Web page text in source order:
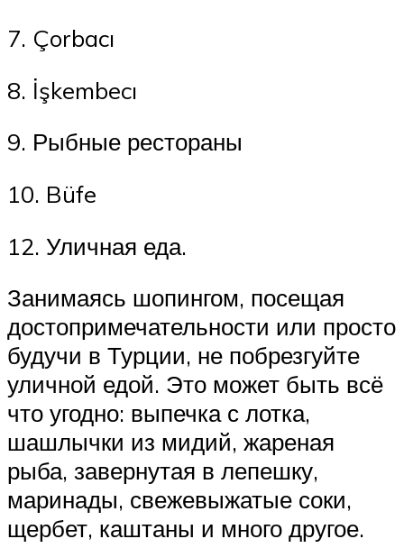
7. Çorbacı
8. İşkembecı
9. Рыбные рестораны
10. Büfe
12. Уличная еда.
Занимаясь шопингом, посещая
достопримечательности или просто
будучи в Турции, не побрезгуйте
уличной едой. Это может быть всё
что угодно: выпечка с лотка,
шашлычки из мидий, жареная
рыба, завернутая в лепешку,
маринады, свежевыжатые соки,
щербет, каштаны и много другое.